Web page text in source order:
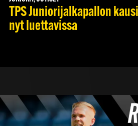
TPS Juniorijalkapallon
nyt luettavissa